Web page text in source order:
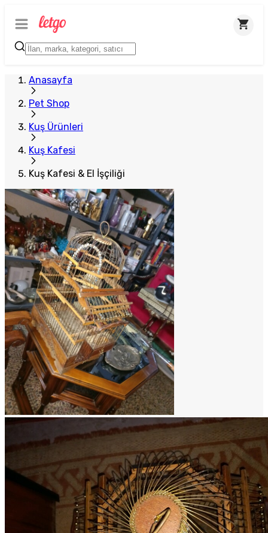
Anasayfa
Pet Shop
Kuş Ürünleri
Kuş Kafesi
Kuş Kafesi & El İşçiliği
Plus Satıcı